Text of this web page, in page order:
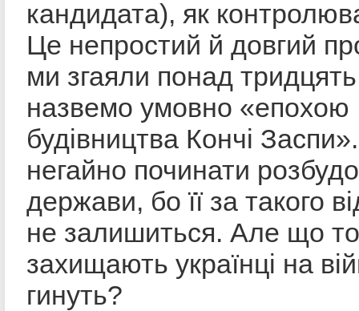
кандидата), як
Це непростий й довгий
ми згаяли понад тридцять
назвемо умовно «епохою
будівництва Кончі
негайно починати
держави, бо її за такого
не залишиться. Але що
захищають українці на
гинуть?